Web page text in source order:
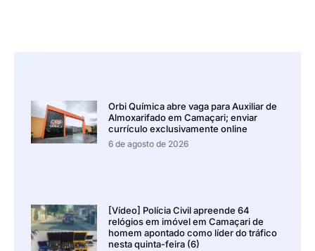
Orbi Química abre vaga para Auxiliar de
Almoxarifado em Camaçari; enviar
currículo exclusivamente online
6 de agosto de 2026
[Vídeo] Polícia Civil apreende 64
relógios em imóvel em Camaçari de
homem apontado como líder do tráfico
nesta quinta-feira (6)